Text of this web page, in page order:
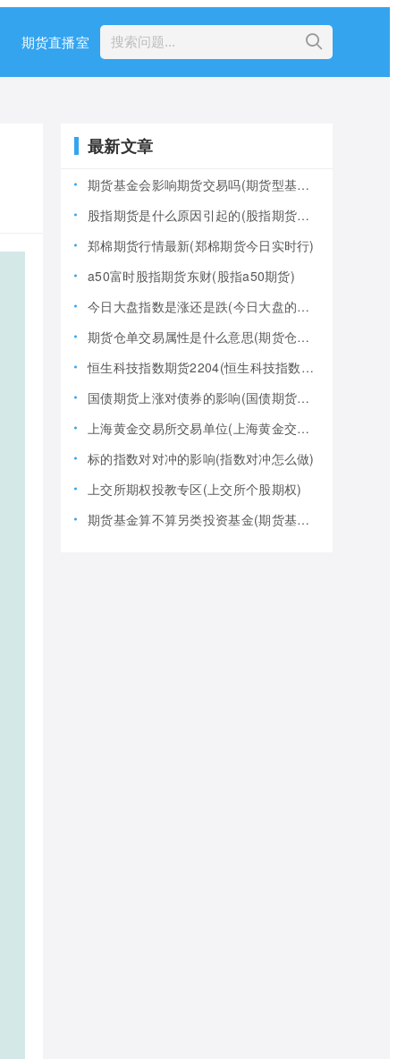
期货直播室
最新文章
期货基金会影响期货交易吗(期货型基金风险大吗)
股指期货是什么原因引起的(股指期货产生的原因)
郑棉期货行情最新(郑棉期货今日实时行)
a50富时股指期货东财(股指a50期货)
今日大盘指数是涨还是跌(今日大盘的指数是多少)
期货仓单交易属性是什么意思(期货仓是什么意思)
恒生科技指数期货2204(恒生科技指数期货夜盘)
国债期货上涨对债券的影响(国债期货上涨对债券的影响大吗)
上海黄金交易所交易单位(上海黄金交易所全称)
标的指数对对冲的影响(指数对冲怎么做)
上交所期权投教专区(上交所个股期权)
期货基金算不算另类投资基金(期货基金是期货还是基金)